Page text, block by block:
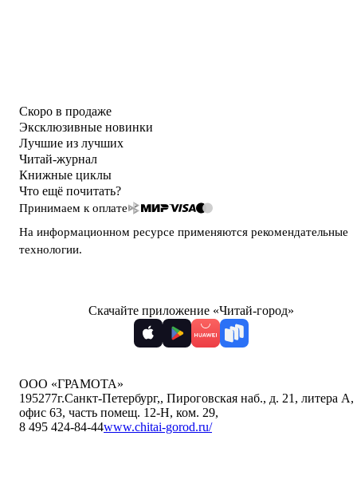
Скоро в продаже
Эксклюзивные новинки
Лучшие из лучших
Читай-журнал
Книжные циклы
Что ещё почитать?
Принимаем к оплате
На информационном ресурсе применяются рекомендательные
технологии.
Скачайте приложение «Читай-город»
ООО «ГРАМОТА»
195277г.Санкт-Петербург,, Пироговская наб., д. 21, литера А,
офис 63, часть помещ. 12-Н, ком. 29,
8 495 424-84-44www.chitai-gorod.ru/